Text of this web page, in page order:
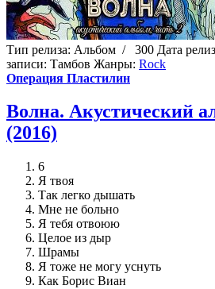
Тип релиза: Альбом / 300 Дата
записи: Тамбов Жанры: Rock
Операция Пластилин
Волна. Акустический
(2016)
6
Я твоя
Так легко дышать
Мне не больно
Я тебя отвоюю
Целое из дыр
Шрамы
Я тоже не могу уснуть
Как Борис Виан